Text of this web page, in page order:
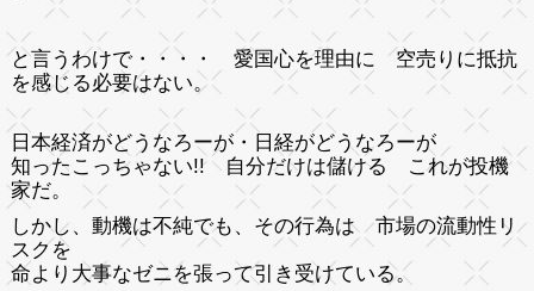
と言うわけで・・・・ 愛国心を理由に 空売りに抵抗
を感じる必要はない。
日本経済がどうなろーが・日経がどうなろーが
知ったこっちゃない!! 自分だけは儲ける これが投機
家だ。
しかし、動機は不純でも、その行為は 市場の流動性リ
スクを
命より大事なゼニを張って引き受けている。